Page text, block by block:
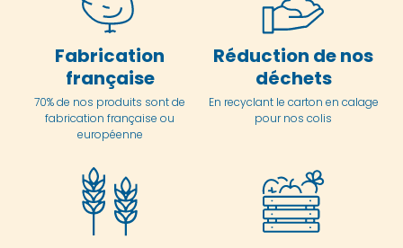
Fabrication
française
70% de nos produits sont de
fabrication française ou
européenne
Réduction de nos
déchets
En recyclant le carton en calage
pour nos colis